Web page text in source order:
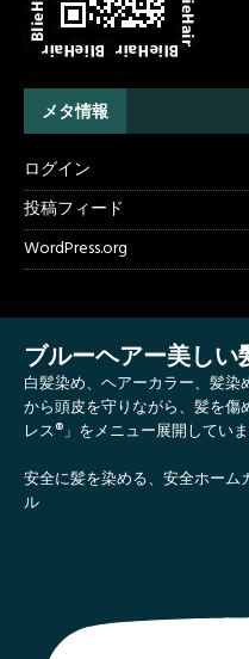
メタ情報
ログイン
投稿フィード
WordPress.org
ブルーヘアー美しい
白髪染め、ヘアーカラー、髪
から頭皮を守りながら、髪を
レス®」をメニュー展開していま
安全に髪を染める、安全ホーム
ル